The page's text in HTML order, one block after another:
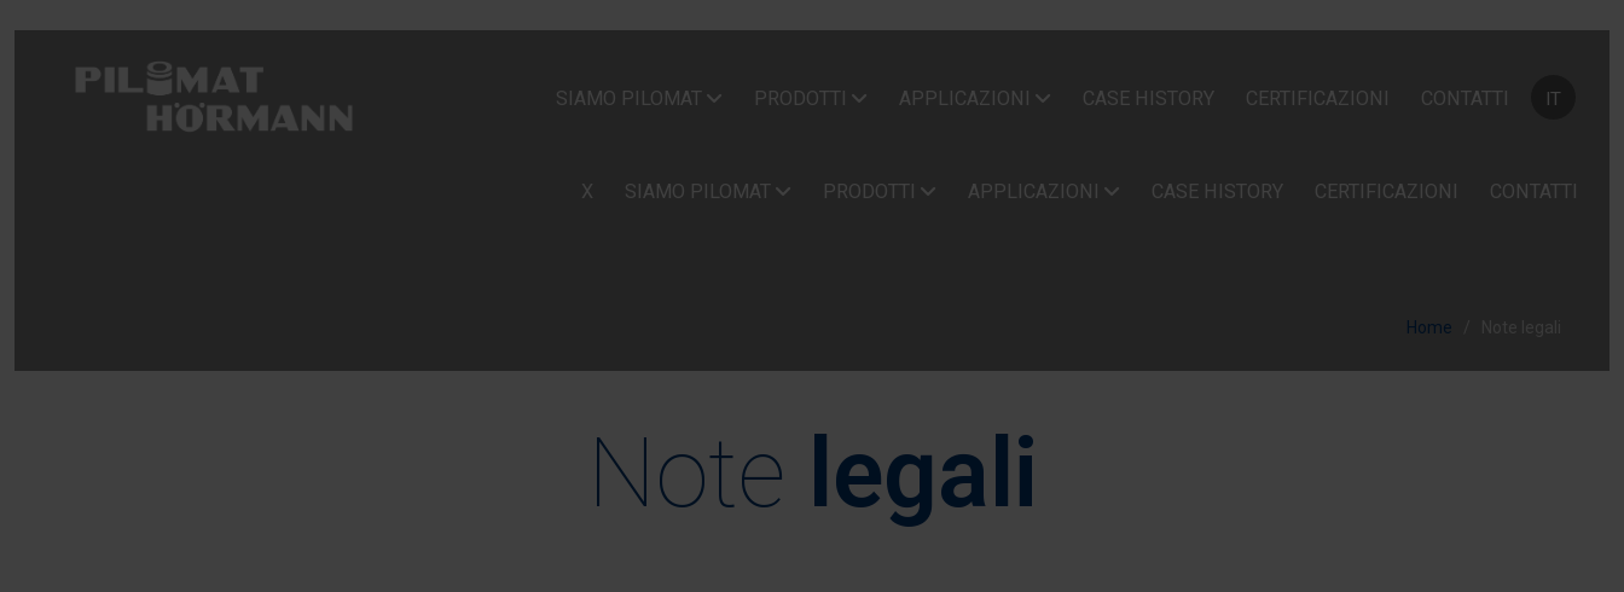
SIAMO PILOMAT PRODOTTI APPLICAZIONI CASE HISTORY CERTIFICAZIONI CONTATTI IT
X SIAMO PILOMAT PRODOTTI APPLICAZIONI CASE HISTORY CERTIFICAZIONI CONTATTI
Home
Note legali